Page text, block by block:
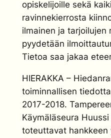
opiskelijoille sekä
ravinnekierrosta
ilmainen ja tarjoilujen
pyydetään
Tietoa saa jakaa
HIERAKKA –
toiminnallisen
2017-2018.
Käymäläseura
toteuttavat hankkeen